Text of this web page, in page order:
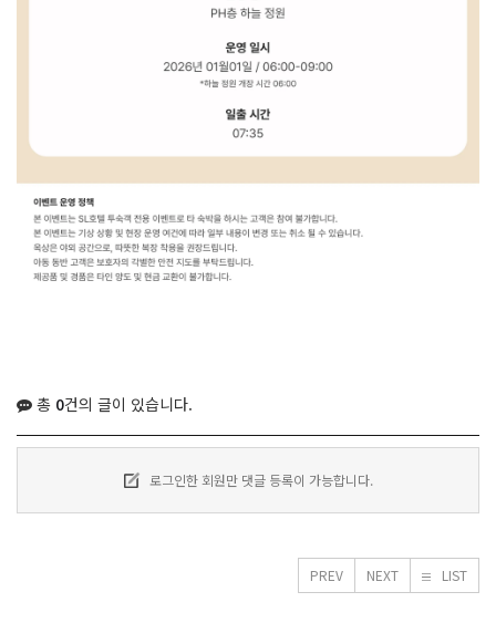
총 0건의 글이 있습니다.
로그인한 회원만 댓글 등록이 가능합니다.
PREV NEXT LIST